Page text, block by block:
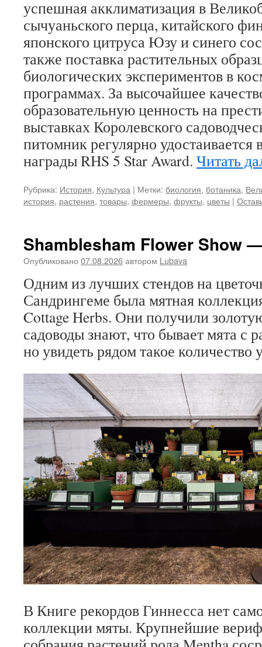
успешная акклиматизация в
сычуаньского перца, китайского
японского цитруса Юзу и синего
также поставка растительных
биологических экспериментов в
программах. За высочайшее
образовательную ценность на
выставках Королевского
питомник регулярно
награды RHS 5 Star Award. Читать
Рубрика: История, Культура | Метки: биология, ботаника,
история, растения, товары, фермеры, фрукты, цветы |
Shamblesham Flower Show
Опубликовано 07.08.2026автором Lubava
Одним из лучших стендов на
Сандрингеме была мятная
Cottage Herbs. Они получили
садоводы знают, что бывает мята с
но увидеть рядом такое
В Книге рекордов Гиннесса нет
коллекции мяты. Крупнейшие